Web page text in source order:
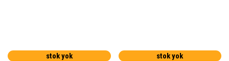
stok yok stok yok